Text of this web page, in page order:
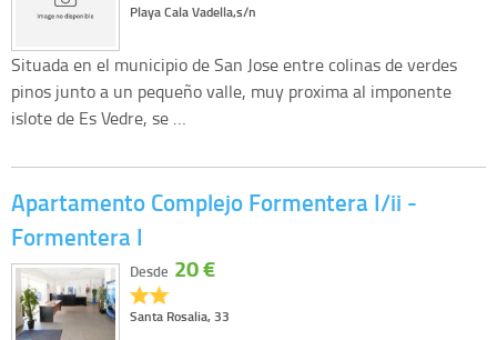
Playa Cala Vadella,s/n
Situada en el municipio de San Jose entre colinas de verdes
pinos junto a un pequeño valle, muy proxima al imponente
islote de Es Vedre, se …
Apartamento Complejo Formentera I/ii -
Formentera I
Santa Rosalia, 33
Desde 20 €